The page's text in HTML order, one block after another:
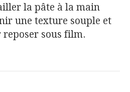
la pâte à la main
une texture souple et
reposer sous film.